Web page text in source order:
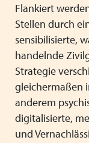
Flankiert
Stellen durch
sensibilisierte,
handelnde
Strategie
gleichermaßen
anderem
digitalisierte,
und